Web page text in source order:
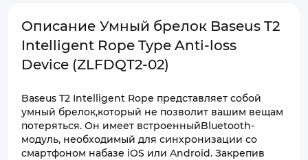
Описание Умный брелок Baseus T2
Intelligent Rope Type Anti-loss
Device (ZLFDQT2-02)
Baseus T2 Intelligent Rope представляет собой
умный брелок,который не позволит вашим вещам
потеряться. Он имеет встроенныйBluetooth-
модуль, необходимый для синхронизации со
смартфоном набазе iOS или Android. Закрепив